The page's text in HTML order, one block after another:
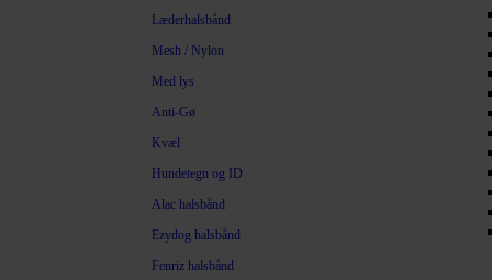
Læderhalsbånd
Mesh / Nylon
Med lys
Anti-Gø
Kvæl
Hundetegn og ID
Alac halsbånd
Ezydog halsbånd
Fenriz halsbånd